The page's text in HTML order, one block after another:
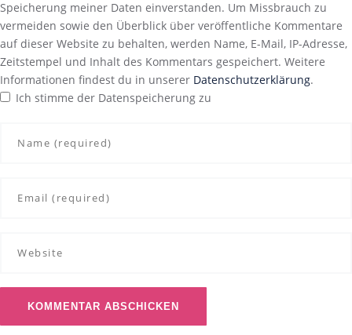
Speicherung meiner Daten einverstanden. Um Missbrauch zu
vermeiden sowie den Überblick über veröffentliche Kommentare
auf dieser Website zu behalten, werden Name, E-Mail, IP-Adresse,
Zeitstempel und Inhalt des Kommentars gespeichert. Weitere
Informationen findest du in unserer Datenschutzerklärung.
Ich stimme der Datenspeicherung zu